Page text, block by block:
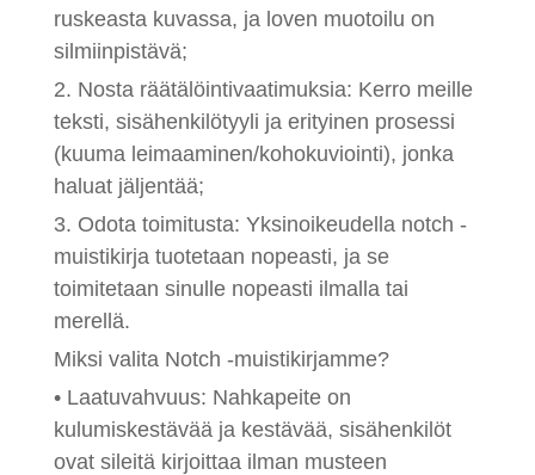
ruskeasta kuvassa, ja loven muotoilu on
silmiinpistävä;
2. Nosta räätälöintivaatimuksia: Kerro meille
teksti, sisähenkilötyyli ja erityinen prosessi
(kuuma leimaaminen/kohokuviointi), jonka
haluat jäljentää;
3. Odota toimitusta: Yksinoikeudella notch -
muistikirja tuotetaan nopeasti, ja se
toimitetaan sinulle nopeasti ilmalla tai
merellä.
Miksi valita Notch -muistikirjamme?
• Laatuvahvuus: Nahkapeite on
kulumiskestävää ja kestävää, sisähenkilöt
ovat sileitä kirjoittaa ilman musteen